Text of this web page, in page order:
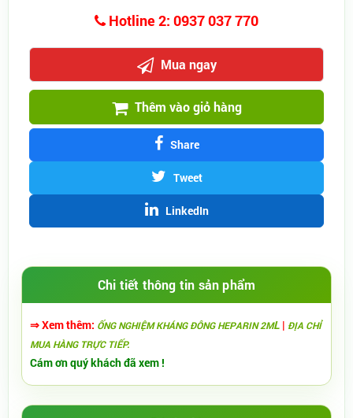
Hotline 2: 0937 037 770
Mua ngay
Thêm vào giỏ hàng
Share
Tweet
LinkedIn
Chi tiết thông tin sản phẩm
⇒ Xem thêm: ỐNG NGHIỆM KHÁNG ĐÔNG HEPARIN2ML | ĐỊA CHỈ
MUA HÀNG TRỰC TIẾP.
Cám ơn quý khách đã xem !